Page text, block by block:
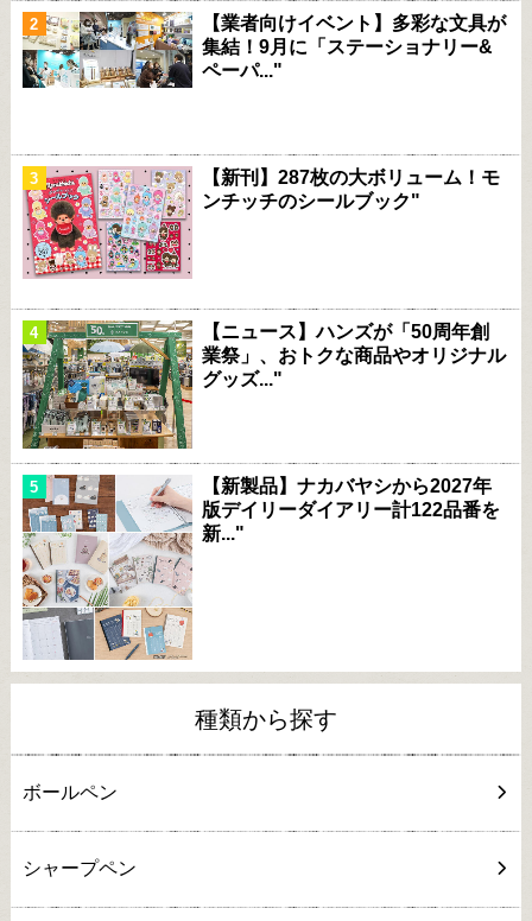
【業者向けイベント】多彩な文具が
集結！9月に「ステーショナリー&
ペーパ..."
【新刊】287枚の大ボリューム！モ
ンチッチのシールブック"
【ニュース】ハンズが「50周年創
業祭」、おトクな商品やオリジナル
グッズ..."
【新製品】ナカバヤシから2027年
版デイリーダイアリー計122品番を
新..."
種類から探す
ボールペン
シャープペン